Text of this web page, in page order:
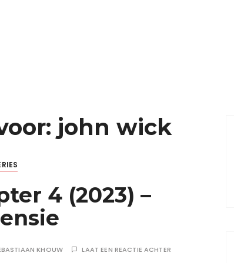
john wick
4 (2023) –
KHOUW LAAT EEN REACTIE ACHTER